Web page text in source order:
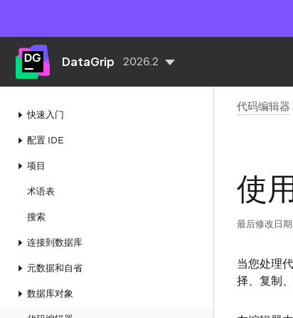
DataGrip 2026.2
快速入门
配置 IDE
项目
术语表
搜索
连接到数据库
元数据和自省
数据库对象
代码编辑器
使
最后修改日期
当您处理
择、复制